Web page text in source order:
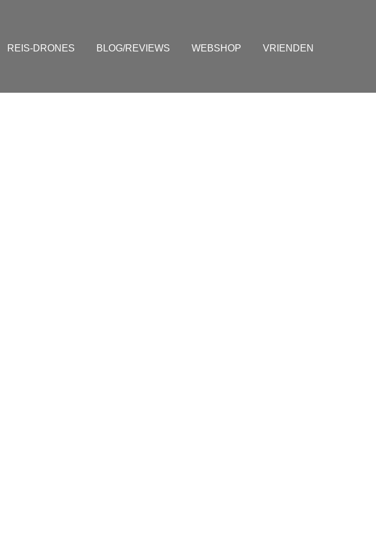
REIS-DRONES BLOG/REVIEWS WEBSHOP VRIENDEN